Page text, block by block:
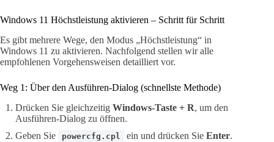
Windows 11 Höchstleistung aktivieren – Schritt für Schritt
Es gibt mehrere Wege, den Modus „Höchstleistung“ in
Windows 11 zu aktivieren. Nachfolgend stellen wir alle
empfohlenen Vorgehensweisen detailliert vor.
Weg 1: Über den Ausführen-Dialog (schnellste Methode)
Drücken Sie gleichzeitig Windows-Taste + R, um den
Ausführen-Dialog zu öffnen.
Geben Sie
powercfg.cpl ein und drücken Sie Enter.